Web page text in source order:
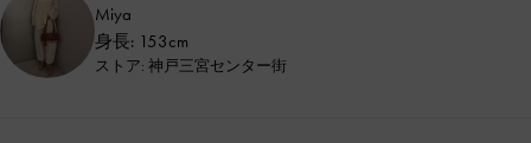
Miya
身長: 153cm
ストア: 神戸三宮センター街